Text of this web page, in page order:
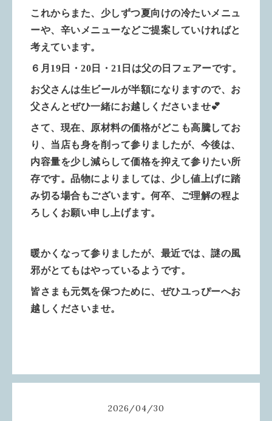
これからまた、少しずつ夏向けの冷たいメニュ
ーや、辛いメニューなどご提案していければと
考えています。
６月19日・20日・21日は父の日フェアーです。
お父さんは生ビールが半額になりますので、お
父さんとぜひ一緒にお越しくださいませ💕
さて、現在、原材料の価格がどこも高騰してお
り、当店も身を削って参りましたが、今後は、
内容量を少し減らして価格を抑えて参りたい所
存です。品物によりましては、少し値上げに踏
み切る場合もございます。何卒、ご理解の程よ
ろしくお願い申し上げます。
暖かくなって参りましたが、最近では、謎の風
邪がとてもはやっているようです。
皆さまも元気を保つために、ぜひユっぴーへお
越しくださいませ。
2026/04/30